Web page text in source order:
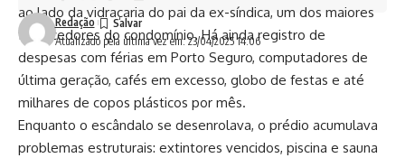
ao lado da vidraçaria do pai da ex-síndica, um dos maiores
fornecedores do condomínio. Há ainda registro de
despesas com férias em Porto Seguro, computadores de
última geração, cafés em excesso, globo de festas e até
milhares de copos plásticos por mês.
Enquanto o escândalo se desenrolava, o prédio acumulava
problemas estruturais: extintores vencidos, piscina e sauna
Atualizado pela última vez em: 23/04/2025 14:06
Redação